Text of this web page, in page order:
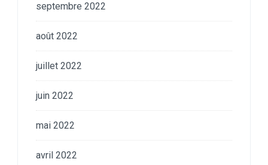
septembre 2022
août 2022
juillet 2022
juin 2022
mai 2022
avril 2022